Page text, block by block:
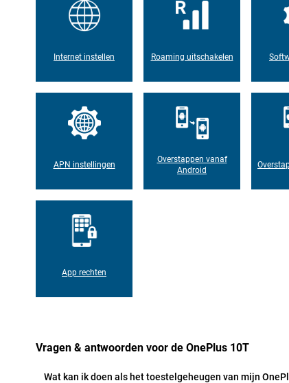
Internet instellen Roaming uitschakelen
APN instellingen
Overstappen vanaf
Android
App rechten
Vragen & antwoorden voor de OnePlus 10T
Wat kan ik doen als het toestelgeheugen van mijn